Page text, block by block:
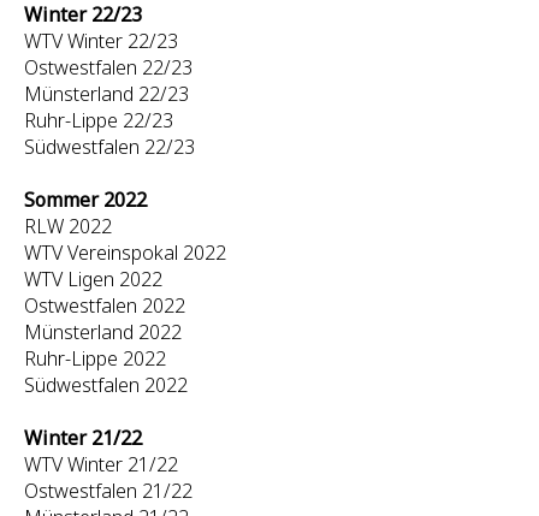
Winter 22/23
WTV Winter 22/23
Ostwestfalen 22/23
Münsterland 22/23
Ruhr-Lippe 22/23
Südwestfalen 22/23
Sommer 2022
RLW 2022
WTV Vereinspokal 2022
WTV Ligen 2022
Ostwestfalen 2022
Münsterland 2022
Ruhr-Lippe 2022
Südwestfalen 2022
Winter 21/22
WTV Winter 21/22
Ostwestfalen 21/22